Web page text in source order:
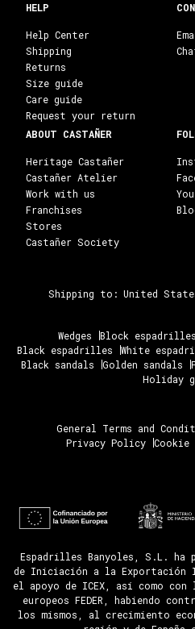
HELP
Help Center
Shipping
Returns
Size guide
Care guide
Request your return
ABOUT CASTAÑER
Heritage Castañer
Castañer Atelier
Work with us
Franchises
Stores
Castañer Society
Shipping to: United
Wedges Block espadrilles
Black espadrilles
White
Black sandals
Golden sandals
Holiday
General Terms and
Privacy Policy
Espadrilles Banyoles, S.L. ha
de Iniciación a la Exportación
el apoyo de ICEX, así como
europeos FEDER, habiendo
los mismos, al crecimiento